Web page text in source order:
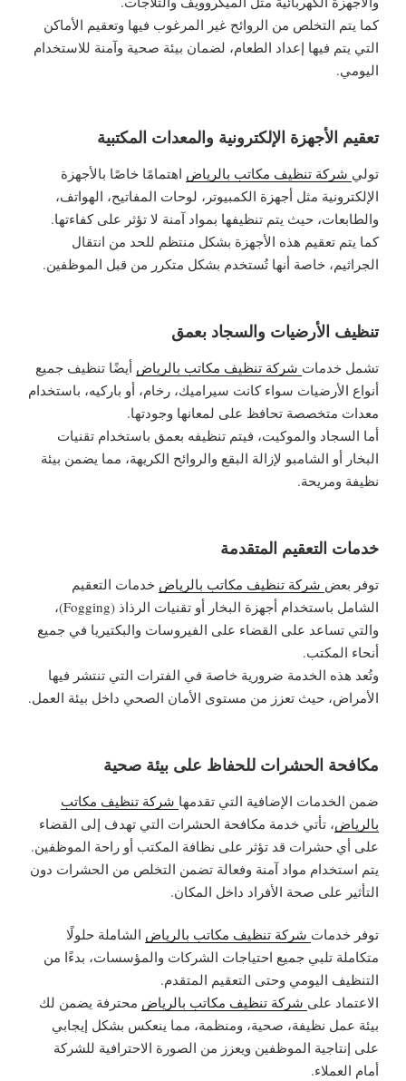
كما يتم التخلص من الروائح غير المرغوب فيها وتعقيم الأماكن
التي يتم فيها إعداد الطعام، لضمان بيئة صحية وآمنة للاستخدام
اليومي.
تعقيم الأجهزة الإلكترونية والمعدات المكتبية
تولي شركة تنظيف مكاتب بالرياض اهتمامًا خاصًا بالأجهزة
الإلكترونية مثل أجهزة الكمبيوتر، لوحات المفاتيح، الهواتف،
والطابعات، حيث يتم تنظيفها بمواد آمنة لا تؤثر على كفاءتها.
كما يتم تعقيم هذه الأجهزة بشكل منتظم للحد من انتقال
الجراثيم، خاصة أنها تُستخدم بشكل متكرر من قبل الموظفين.
تنظيف الأرضيات والسجاد بعمق
تشمل خدمات شركة تنظيف مكاتب بالرياض أيضًا تنظيف جميع
أنواع الأرضيات سواء كانت سيراميك، رخام، أو باركيه، باستخدام
معدات متخصصة تحافظ على لمعانها وجودتها.
أما السجاد والموكيت، فيتم تنظيفه بعمق باستخدام تقنيات
البخار أو الشامبو لإزالة البقع والروائح الكريهة، مما يضمن بيئة
نظيفة ومريحة.
خدمات التعقيم المتقدمة
توفر بعض شركة تنظيف مكاتب بالرياض خدمات التعقيم
الشامل باستخدام أجهزة البخار أو تقنيات الرذاذ (Fogging)،
والتي تساعد على القضاء على الفيروسات والبكتيريا في جميع
أنحاء المكتب.
وتُعد هذه الخدمة ضرورية خاصة في الفترات التي تنتشر فيها
الأمراض، حيث تعزز من مستوى الأمان الصحي داخل بيئة العمل.
مكافحة الحشرات للحفاظ على بيئة صحية
ضمن الخدمات الإضافية التي تقدمها شركة تنظيف مكاتب
بالرياض، تأتي خدمة مكافحة الحشرات التي تهدف إلى القضاء
على أي حشرات قد تؤثر على نظافة المكتب أو راحة الموظفين.
يتم استخدام مواد آمنة وفعالة تضمن التخلص من الحشرات دون
التأثير على صحة الأفراد داخل المكان.
توفر خدمات شركة تنظيف مكاتب بالرياض الشاملة حلولًا
متكاملة تلبي جميع احتياجات الشركات والمؤسسات، بدءًا من
التنظيف اليومي وحتى التعقيم المتقدم.
الاعتماد على شركة تنظيف مكاتب بالرياض محترفة يضمن لك
بيئة عمل نظيفة، صحية، ومنظمة، مما ينعكس بشكل إيجابي
على إنتاجية الموظفين ويعزز من الصورة الاحترافية للشركة
أمام العملاء.